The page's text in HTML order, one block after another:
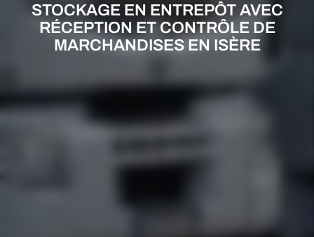
STOCKAGE EN ENTREPÔT AVEC
RÉCEPTION ET CONTRÔLE DE
MARCHANDISES EN ISÈRE